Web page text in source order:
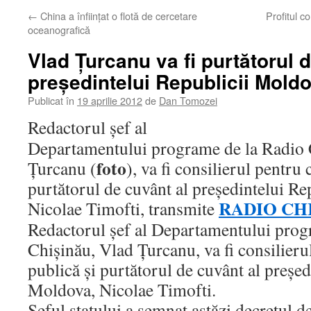
← China a înfiinţat o flotă de cercetare
oceanografică
Profitul
Vlad Ţurcanu va fi purtătorul
preşedintelui Republicii
Publicat în 19 aprilie 2012de Dan Tomozei
Redactorul șef al
Departamentului programe de la
Țurcanu (foto), va fi consilierul pentru
purtătorul de cuvânt al președintelui
Nicolae Timofti, transmiteRADIO
Redactorul șef al Departamentului
Chișinău, Vlad Ţurcanu, va fi
publică și purtătorul de cuvânt al
Moldova, Nicolae Timofti.